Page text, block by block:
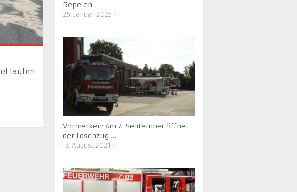
laufen
Repelen
25. Januar 2025 •
Vormerken: Am 7. September öffnet
der Löschzug …
13. August 2024 •